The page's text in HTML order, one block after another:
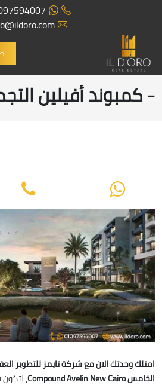
- كمبوند أفيلين
امتلك وحدتك الان مع شركة تايمز للتطوير
الخامس Compound Avelin New Cairo
،